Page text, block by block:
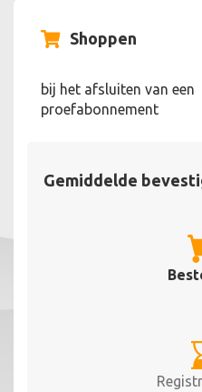
Shoppen
bij het afsluiten van een
proefabonnement
Gemiddelde